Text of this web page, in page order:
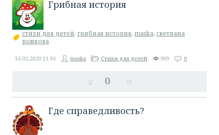
Грибная история
стихи для детей, грибная история, maska, светлана
рожкова
0
14.02.2020 11:36 maska Стихи для детей 909 0
​Где справедливость?